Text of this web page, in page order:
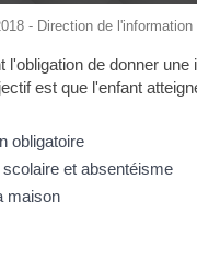
- Direction de
l'obligation de donner
est que l'enfant
obligatoire
et absentéisme
maison